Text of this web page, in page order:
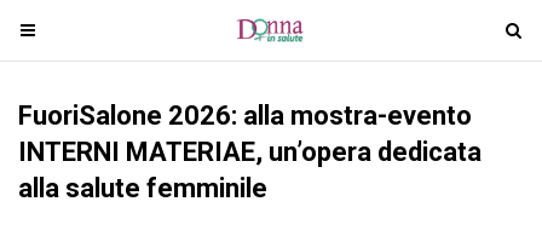
T
o
g
l
n
T
o
FuoriSalone 2026: alla mostra-evento
INTERNI MATERIAE, un’opera dedicata
alla salute femminile